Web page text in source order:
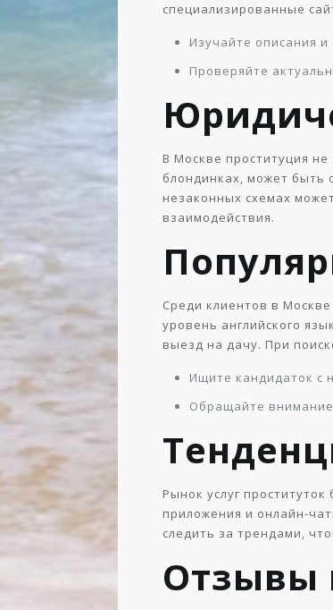
специализированные
Изучайте описания
Проверяйте
В Москве проституция
блондинках, может быть
незаконных схемах
взаимодействия.
Среди клиентов в
уровень английского
выезд на дачу. При
Ищите кандидаток с
Обращайте
Рынок услуг
приложения и онлайн-
следить за трендами,
Отзывы